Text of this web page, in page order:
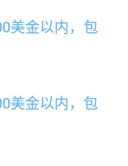
美金以内，包
美金以内，包